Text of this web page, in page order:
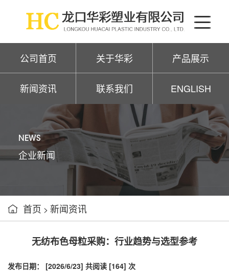
公司首页 关于华彩 产品展示
新闻资讯 联系我们 ENGLISH
NEWS
企业新闻
 首页 > 新闻资讯
无纺布色母粒采购：行业趋势与选型参考
发布日期： [2026/6/23] 共阅读 [164] 次